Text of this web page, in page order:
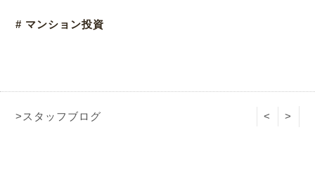
# マンション投資
>スタッフブログ < >